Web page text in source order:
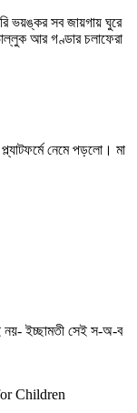
ভয়ঙ্কর সব জায়গায় ঘুরে
আর গণ্ডার চলাফেরা
নেমে পড়লো। মা
নয়- ইচ্ছামতী সেই স-অ-ব
Children